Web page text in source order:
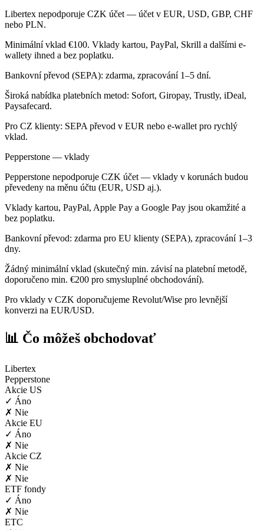
Libertex nepodporuje CZK účet — účet v EUR, USD, GBP, CHF
nebo PLN.
Minimální vklad €100. Vklady kartou, PayPal, Skrill a dalšími e-
wallety ihned a bez poplatku.
Bankovní převod (SEPA): zdarma, zpracování 1–5 dní.
Široká nabídka platebních metod: Sofort, Giropay, Trustly, iDeal,
Paysafecard.
Pro CZ klienty: SEPA převod v EUR nebo e-wallet pro rychlý
vklad.
Pepperstone — vklady
Pepperstone nepodporuje CZK účet — vklady v korunách budou
převedeny na měnu účtu (EUR, USD aj.).
Vklady kartou, PayPal, Apple Pay a Google Pay jsou okamžité a
bez poplatku.
Bankovní převod: zdarma pro EU klienty (SEPA), zpracování 1–3
dny.
Žádný minimální vklad (skutečný min. závisí na platební metodě,
doporučeno min. €200 pro smysluplné obchodování).
Pro vklady v CZK doporučujeme Revolut/Wise pro levnější
konverzi na EUR/USD.
📊 Čo môžeš obchodovať
Libertex
Pepperstone
Akcie US
✓ Áno
✗ Nie
Akcie EU
✓ Áno
✗ Nie
Akcie CZ
✗ Nie
✗ Nie
ETF fondy
✓ Áno
✗ Nie
ETC